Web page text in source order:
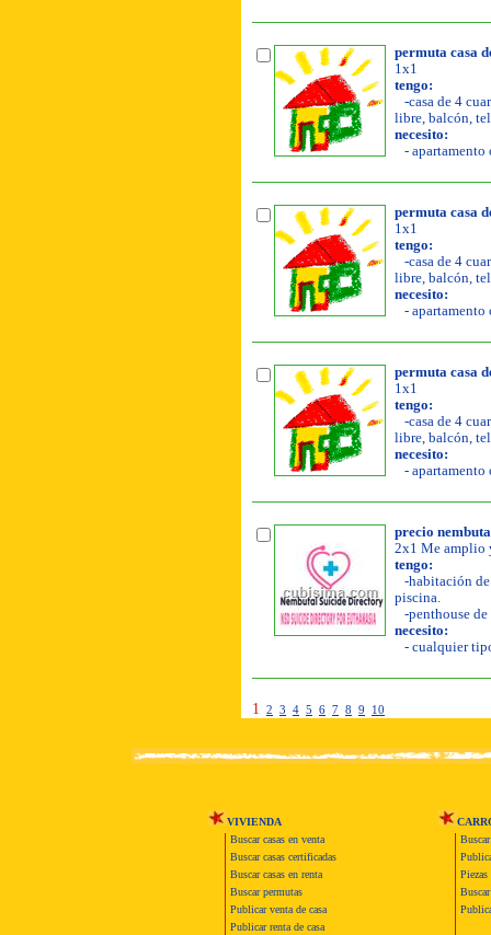
permuta casa
1x1
tengo:
-casa de 4
libre, balcón,
necesito:
- apartamento
permuta casa
1x1
tengo:
-casa de 4
libre, balcón,
necesito:
- apartamento
permuta casa
1x1
tengo:
-casa de 4
libre, balcón,
necesito:
- apartamento
precio
2x1 Me amplio
tengo:
-habitación de
piscina.
-penthouse
necesito:
- cualquier
1 2 3 4 5 6 7 8 9 10
VIVIENDA
Buscar casas en venta
Buscar casas certificadas
Buscar casas en renta
Buscar permutas
Publicar venta de casa
Publicar renta de casa
Piezas